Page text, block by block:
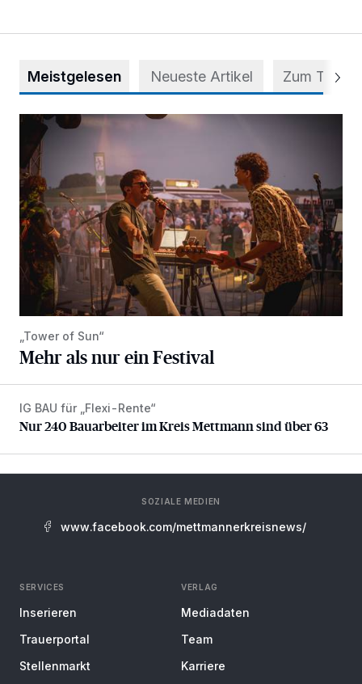
Meistgelesen Neueste Artikel Zum Thema
Mehr als nur ein Festival
„Tower of Sun“
Mehr als nur ein Festival
Nur 240 Bauarbeiter im Kreis Mettmann sind über 63
IG BAU für „Flexi-Rente“
Nur 240 Bauarbeiter im Kreis Mettmann sind über 63
SOZIALE MEDIEN
www.facebook.com/mettmannerkreisnews/
SERVICES
Inserieren
Trauerportal
Stellenmarkt
VERLAG
Mediadaten
Team
Karriere